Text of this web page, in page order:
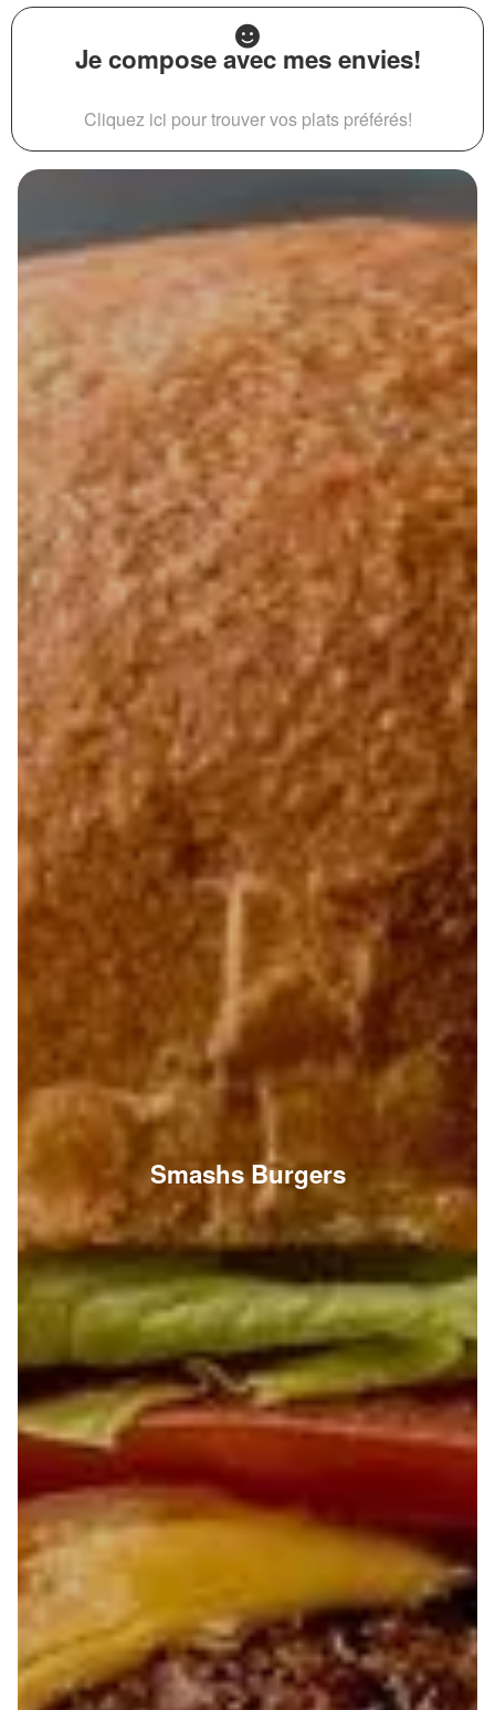
Je compose avec mes envies!
Cliquez ici pour trouver vos plats préférés!
Smashs Burgers